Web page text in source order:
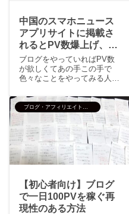
中国のスマホニュース
アプリサイトに掲載さ
れるとPV数爆上げ、収
益面は？
ブログをやっていればPV数
が欲しくてあの手この手で
色々なことをやってみる人が
グであればホットエントリー
入りを目指したりトップペー
ジへの掲載を目指したり。他
にはスマートニュース掲載を
目指したりグーグルのディス
カバー掲...
【初心者向け】ブログ
で一日100PVを稼ぐ再
現性のある方法